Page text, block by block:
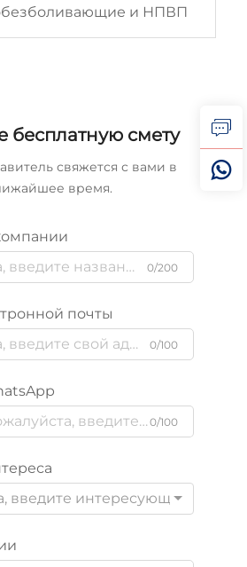
и НПВП
бесплатную смету
свяжется с вами в
время.
0/200
почты
0/100
0/100
введите интересующий вас